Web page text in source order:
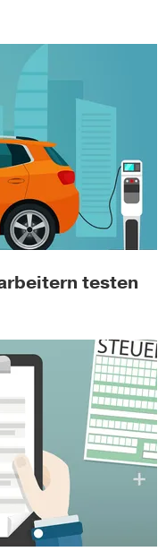
testen